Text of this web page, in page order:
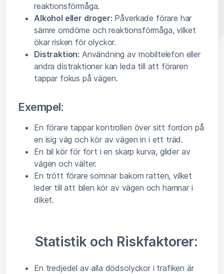
reaktionsförmåga.
Alkohol eller droger: Påverkade förare har
sämre omdöme och reaktionsförmåga, vilket
ökar risken för olyckor.
Distraktion: Användning av mobiltelefon eller
andra distraktioner kan leda till att föraren
tappar fokus på vägen.
Exempel:
En förare tappar kontrollen över sitt fordon på
en isig väg och kör av vägen in i ett träd.
En bil kör för fort i en skarp kurva, glider av
vägen och välter.
En trött förare somnar bakom ratten, vilket
leder till att bilen kör av vägen och hamnar i
diket.
Statistik och Riskfaktorer:
En tredjedel av alla dödsolyckor i trafiken är